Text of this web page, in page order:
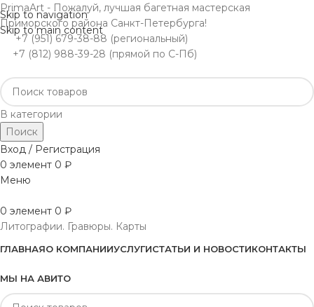
Skip to navigation
Skip to main content
PrimaArt - Пожалуй, лучшая багетная мастерская
Приморского района Санкт-Петербурга!
+7 (951) 679-38-88 (региональный)
+7 (812) 988-39-28 (прямой по С-Пб)
В категории
Поиск
Вход / Регистрация
0 элемент 0 ₽
Меню
0 элемент 0 ₽
Литографии. Гравюры. Карты
ГЛАВНАЯО КОМПАНИИУСЛУГИСТАТЬИ И НОВОСТИКОНТАКТЫ
МЫ НА АВИТО